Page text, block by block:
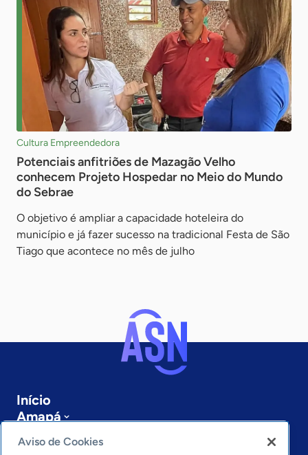
Cultura Empreendedora
Potenciais anfitriões de Mazagão Velho
conhecem Projeto Hospedar no Meio do Mundo
do Sebrae
O objetivo é ampliar a capacidade hoteleira do
município e já fazer sucesso na tradicional Festa de São
Tiago que acontece no mês de julho
Início
Amapá
Sobre a ASN
Últimas notícias
Aviso de Cookies